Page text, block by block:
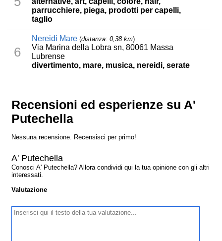
parrucchiere, piega, prodotti per capelli,
taglio
6
Nereidi Mare (distanza: 0,38 km)
Via Marina della Lobra sn, 80061 Massa
Lubrense
divertimento, mare, musica, nereidi, serate
Recensioni ed esperienze su A'
Putechella
Nessuna recensione. Recensisci per primo!
A' Putechella
Conosci A' Putechella? Allora condividi qui la tua opinione con gli altri
interessati.
Valutazione